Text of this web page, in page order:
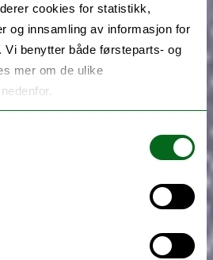
cookies for statistikk,
og innsamling av informasjon for
Vi benytter både førsteparts- og
mer om de ulike